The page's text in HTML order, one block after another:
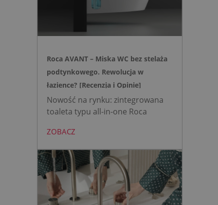
działającą w oparciu o ciśnienie
wody oraz elegancki, szklany
przycisk uruchamiany gestem.
Roca AVANT – Miska WC bez stelaża
podtynkowego. Rewolucja w
łazience? [Recenzja i Opinie]
Nowość na rynku: zintegrowana
toaleta typu all-in-one Roca
montażu stelaża podtynkowego.
Zyskujesz do 20 cm przestrzeni w
łazience i o 15% cichsze
spłukiwanie dzięki technologii
opartej na efekcie Venturiego.
Idealne rozwiązanie do szybkich
ZOBACZ